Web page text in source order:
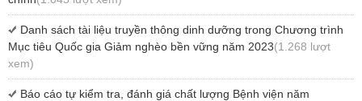
Danh sách tài liệu truyền thông dinh dưỡng trong Chương trình
Mục tiêu Quốc gia Giảm nghèo bền vững năm 2023(1.268 lượt
xem)
Báo cáo tự kiểm tra, đánh giá chất lượng Bệnh viện năm